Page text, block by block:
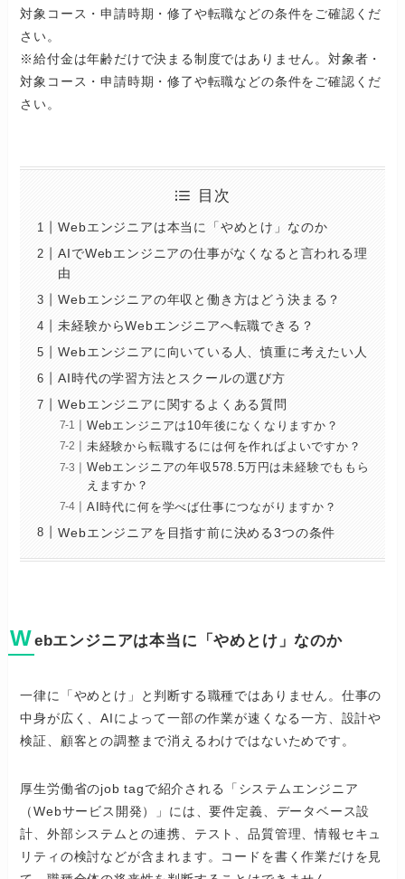
対象コース・申請時期・修了や転職などの条件をご確認くだ
さい。
※給付金は年齢だけで決まる制度ではありません。対象者・
対象コース・申請時期・修了や転職などの条件をご確認くだ
さい。
目次
Webエンジニアは本当に「やめとけ」なのか
AIでWebエンジニアの仕事がなくなると言われる理
由
Webエンジニアの年収と働き方はどう決まる？
未経験からWebエンジニアへ転職できる？
Webエンジニアに向いている人、慎重に考えたい人
AI時代の学習方法とスクールの選び方
Webエンジニアに関するよくある質問
Webエンジニアは10年後になくなりますか？
未経験から転職するには何を作ればよいですか？
Webエンジニアの年収578.5万円は未経験でももら
えますか？
AI時代に何を学べば仕事につながりますか？
Webエンジニアを目指す前に決める3つの条件
Webエンジニアは本当に「やめとけ」なのか
一律に「やめとけ」と判断する職種ではありません。仕事の
中身が広く、AIによって一部の作業が速くなる一方、設計や
検証、顧客との調整まで消えるわけではないためです。
厚生労働省のjob tagで紹介される「システムエンジニア
（Webサービス開発）」には、要件定義、データベース設
計、外部システムとの連携、テスト、品質管理、情報セキュ
リティの検討などが含まれます。コードを書く作業だけを見